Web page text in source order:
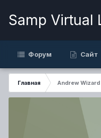
Samp Virtual
Форум Сайт
Главная Andrew Wizard